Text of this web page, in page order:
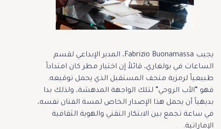
يجيب Fabrizio Buonamassa، المدير الإبداعي لقسم
الساعات في بولغاري، قائلاً إن اختيار مطر كان امتداداً
طبيعياً لرمزية متحف المستقبل الذي يحمل توقيعه.
فهو “الأب الروحي” لتلك الواجهة المدهشة، ولذلك بدا
بديهياً أن يحمل هذا الإصدار الخاص لمسة الفنان نفسه،
في ساعة تجمع بين الابتكار التقني والهوية الثقافية
الإماراتية.